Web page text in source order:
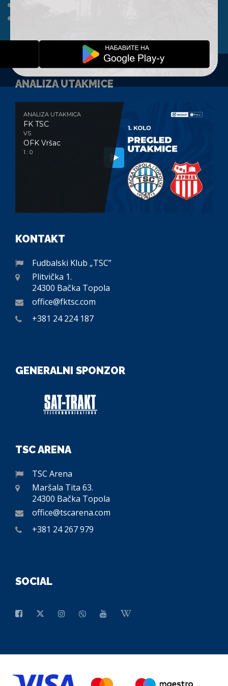
ANALIZA UTAKMICE
ANALIZA UTAKMICA
FK TSC
VS
OFK Vršac
1 : 0
KONTAKT
Fudbalski Klub „TSC”
Plitvička 1.
24300 Bačka Topola
office@fktsc.com
+381 24 224 187
GENERALNI SPONZOR
TSC ARENA
TSC Arena
Maršala Tita 63.
24300 Bačka Topola
office@tscarena.com
+381 24 267 979
SOCIAL